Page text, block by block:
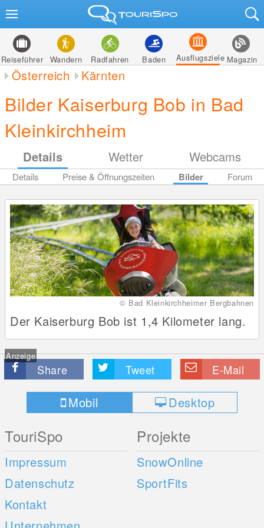
Reiseführer Wandern Radfahren Baden Ausflugsziele Magazin
Österreich Kärnten
Bilder Kaiserburg Bob in Bad
Kleinkirchheim
Details Wetter Webcams
Details Preise & Öffnungszeiten Bilder Forum
© Bad Kleinkirchheimer Bergbahnen
Der Kaiserburg Bob ist 1,4 Kilometer lang.
Anzeige
Share Tweet E-Mail
Mobil Desktop
TouriSpo
Impressum
Datenschutz
Kontakt
Projekte
SnowOnline
SportFits